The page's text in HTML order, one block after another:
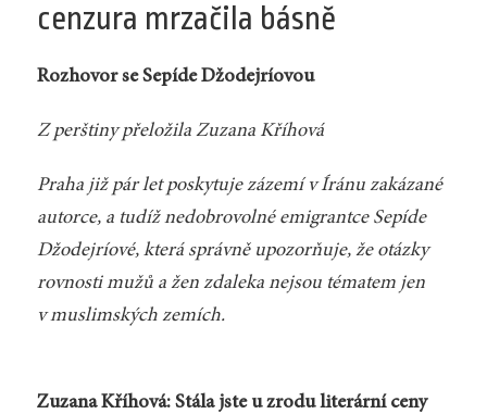
cenzura mrzačila básně
Rozhovor se Sepíde Džodejríovou
Z perštiny přeložila Zuzana Kříhová
Praha již pár let poskytuje zázemí v Íránu zakázané
autorce, a tudíž nedobrovolné emigrantce Sepíde
Džodejríové, která správně upozorňuje, že otázky
rovnosti mužů a žen zdaleka nejsou tématem jen
v muslimských zemích.
Zuzana Kříhová: Stála jste u zrodu literární ceny